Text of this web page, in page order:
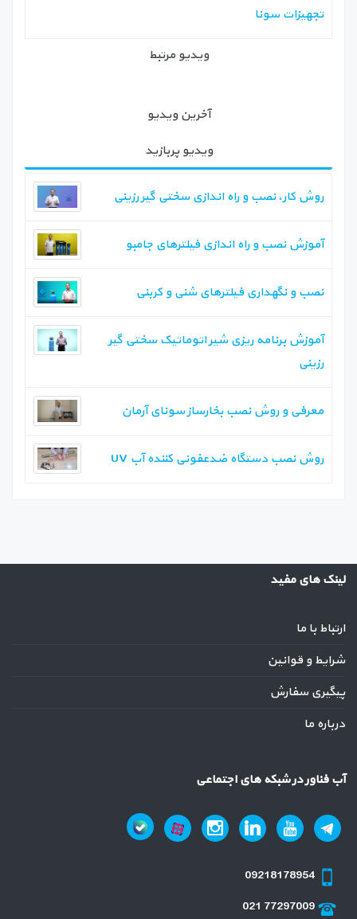
تجهیزات سونا
ویدیو مرتبط
آخرین ویدیو
ویدیو پربازید
روش کار، نصب و راه اندازی سختی گیر رزینی
آموزش نصب و راه اندازی فیلترهای جامبو
نصب و نگهداری فیلترهای شنی و کربنی
آموزش برنامه ریزی شیر اتوماتیک سختی گیر
رزینی
معرفی و روش نصب بخارساز سونای آرمان
روش نصب دستگاه ضدعفونی کننده آب UV
لینک های مفید
ارتباط با ما
شرایط و قوانین
پیگیری سفارش
درباره ما
آب فناور در شبکه های اجتماعی
09218178954
021 77297009